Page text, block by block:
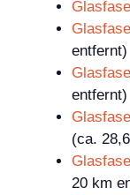
entfernt)
entfernt)
(ca.
20 km